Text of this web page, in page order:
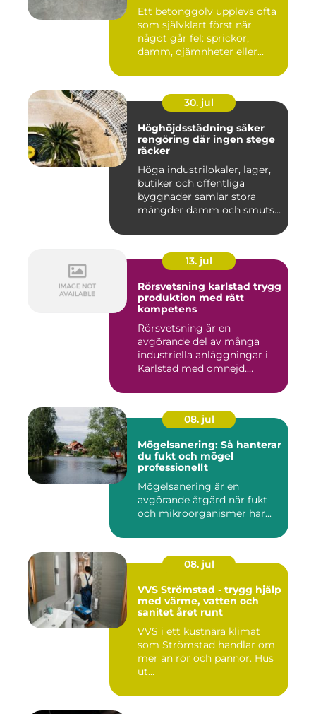
Ett betonggolv upplevs ofta
som självklart först när
något går fel: sprickor,
damm, ojämnheter eller...
30. jul
Höghöjdsstädning säker
rengöring där ingen stege
räcker
Höga industrilokaler, lager,
butiker och offentliga
byggnader samlar stora
mängder damm och smuts
13. jul
Rörsvetsning karlstad trygg
produktion med rätt
kompetens
Rörsvetsning är en
avgörande del av många
industriella anläggningar i
Karlstad med omnejd.
08. jul
Mögelsanering: Så hanterar
du fukt och mögel
professionellt
Mögelsanering är en
avgörande åtgärd när fukt
och mikroorganismer har...
08. jul
VVS Strömstad - trygg hjälp
med värme, vatten och
sanitet året runt
VVS i ett kustnära klimat
som Strömstad handlar om
mer än rör och pannor. Hus
ut...